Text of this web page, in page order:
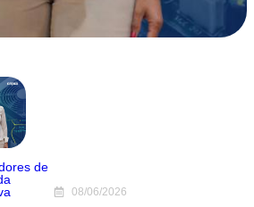
de
08/06/2026